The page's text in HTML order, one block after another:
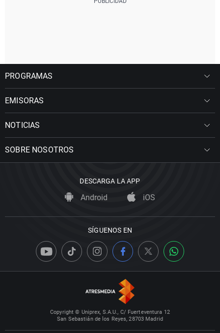
PROGRAMAS
EMISORAS
NOTICIAS
SOBRE NOSOTROS
DESCARGA LA APP
Android iOS
SÍGUENOS EN
Copyright © Uniprex, S.A.U., C/ Fuerteventura 12
San Sebastián de los Reyes, 28703 Madrid